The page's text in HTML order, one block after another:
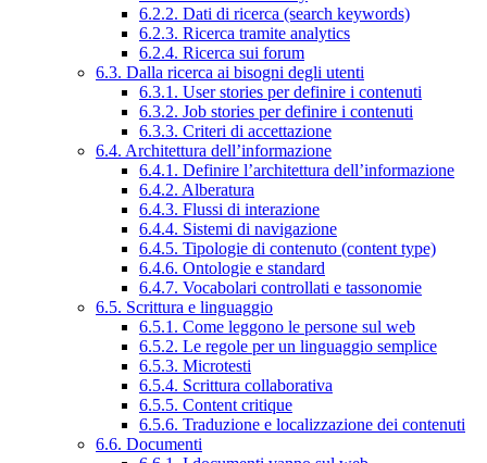
6.2.2. Dati di ricerca (search keywords)
6.2.3. Ricerca tramite analytics
6.2.4. Ricerca sui forum
6.3. Dalla ricerca ai bisogni degli utenti
6.3.1. User stories per definire i contenuti
6.3.2. Job stories per definire i contenuti
6.3.3. Criteri di accettazione
6.4. Architettura dell’informazione
6.4.1. Definire l’architettura dell’informazione
6.4.2. Alberatura
6.4.3. Flussi di interazione
6.4.4. Sistemi di navigazione
6.4.5. Tipologie di contenuto (content type)
6.4.6. Ontologie e standard
6.4.7. Vocabolari controllati e tassonomie
6.5. Scrittura e linguaggio
6.5.1. Come leggono le persone sul web
6.5.2. Le regole per un linguaggio semplice
6.5.3. Microtesti
6.5.4. Scrittura collaborativa
6.5.5. Content critique
6.5.6. Traduzione e localizzazione dei contenuti
6.6. Documenti